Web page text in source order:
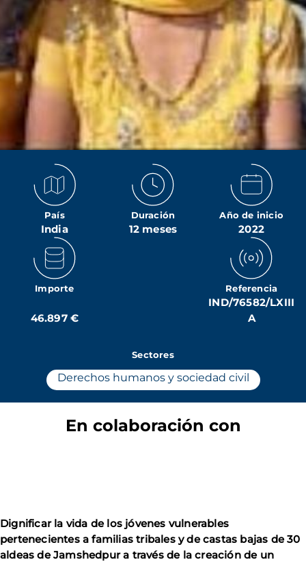
País
India
Duración
12 meses
Año de inicio
2022
Importe
46.897 €
Referencia
IND/76582/LXIII
A
Sectores
Derechos humanos y sociedad civil
En colaboración con
Dignificar la vida de los jóvenes vulnerables
pertenecientes a familias tribales y de castas bajas de 30
aldeas de Jamshedpur a través de la creación de un